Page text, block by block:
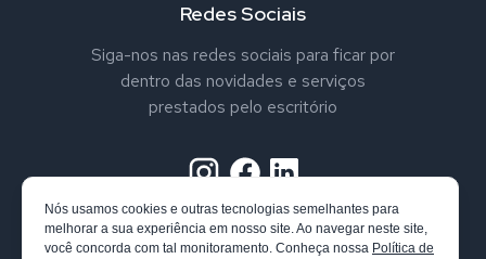
Redes Sociais
Siga-nos nas redes sociais para ficar por
dentro das novidades e serviços
prestados pelo escritório
Nós usamos cookies e outras tecnologias semelhantes para
melhorar a sua experiência em nosso site. Ao navegar neste site,
você concorda com tal monitoramento. Conheça nossa Política de